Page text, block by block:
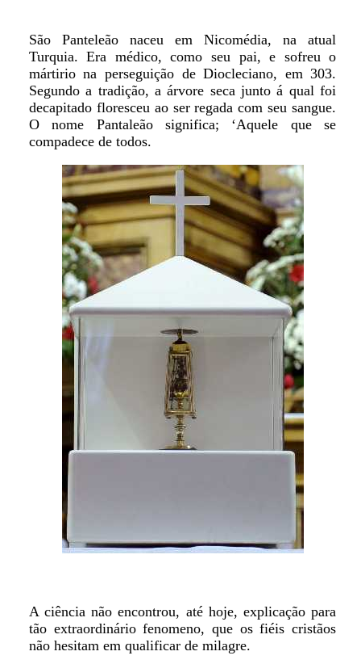
São Panteleão naceu em Nicomédia, na atual
Turquia. Era médico, como seu pai, e sofreu o
mártirio na perseguição de Diocleciano, em 303.
Segundo a tradição, a árvore seca junto á qual foi
decapitado floresceu ao ser regada com seu sangue.
O nome Pantaleão significa; ‘Aquele que se
compadece de todos.
A ciência não encontrou, até hoje, explicação para
tão extraordinário fenomeno, que os fiéis cristãos
não hesitam em qualificar de milagre.